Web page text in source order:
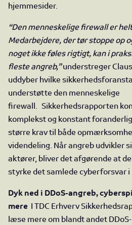
hjemmesider.
“Den menneskelige firewall er
Medarbejdere, der tør stoppe op
noget ikke føles rigtigt, kan i
fleste angreb,”understreger
uddyber hvilke
understøtte den menneskelige
firewall. Sikkerhedsrapporten
komplekst og konstant
større krav til både
videndeling. Når angreb udvikler
aktører, bliver det afgørende at
styrke det samlede cyberforsvar
Dyk ned i DDoS-angreb,
mere I TDC Erhverv
læse mere om blandt andet